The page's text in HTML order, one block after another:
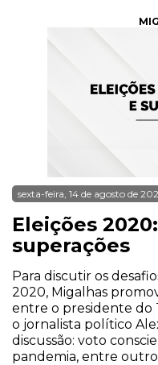
sexta-feira, 14 de agosto de
Eleições
superações
Para discutir os
2020, Migalhas
entre o presidente do
o jornalista político
discussão: voto
pandemia, entre